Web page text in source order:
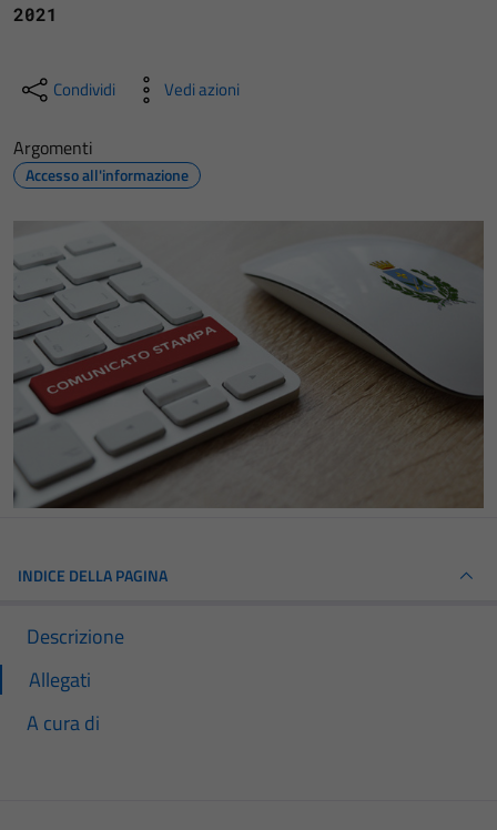
2021
Condividi Vedi azioni
Argomenti
Accesso all'informazione
INDICE DELLA PAGINA
Descrizione
Allegati
A cura di